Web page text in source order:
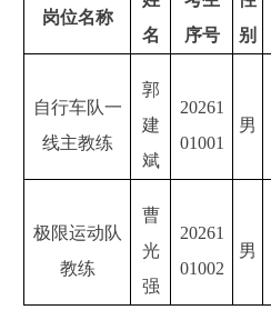
岗位名称
名
序号
别
自行车队一
线主教练
郭
建
斌
20261
01001
男
极限运动队
教练
曹
光
强
20261
01002
男